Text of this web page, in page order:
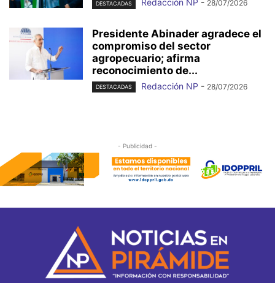
DESTACADAS Redacción NP - 28/07/2026
Presidente Abinader agradece el
compromiso del sector
agropecuario; afirma
reconocimiento de...
DESTACADAS Redacción NP - 28/07/2026
- Publicidad -